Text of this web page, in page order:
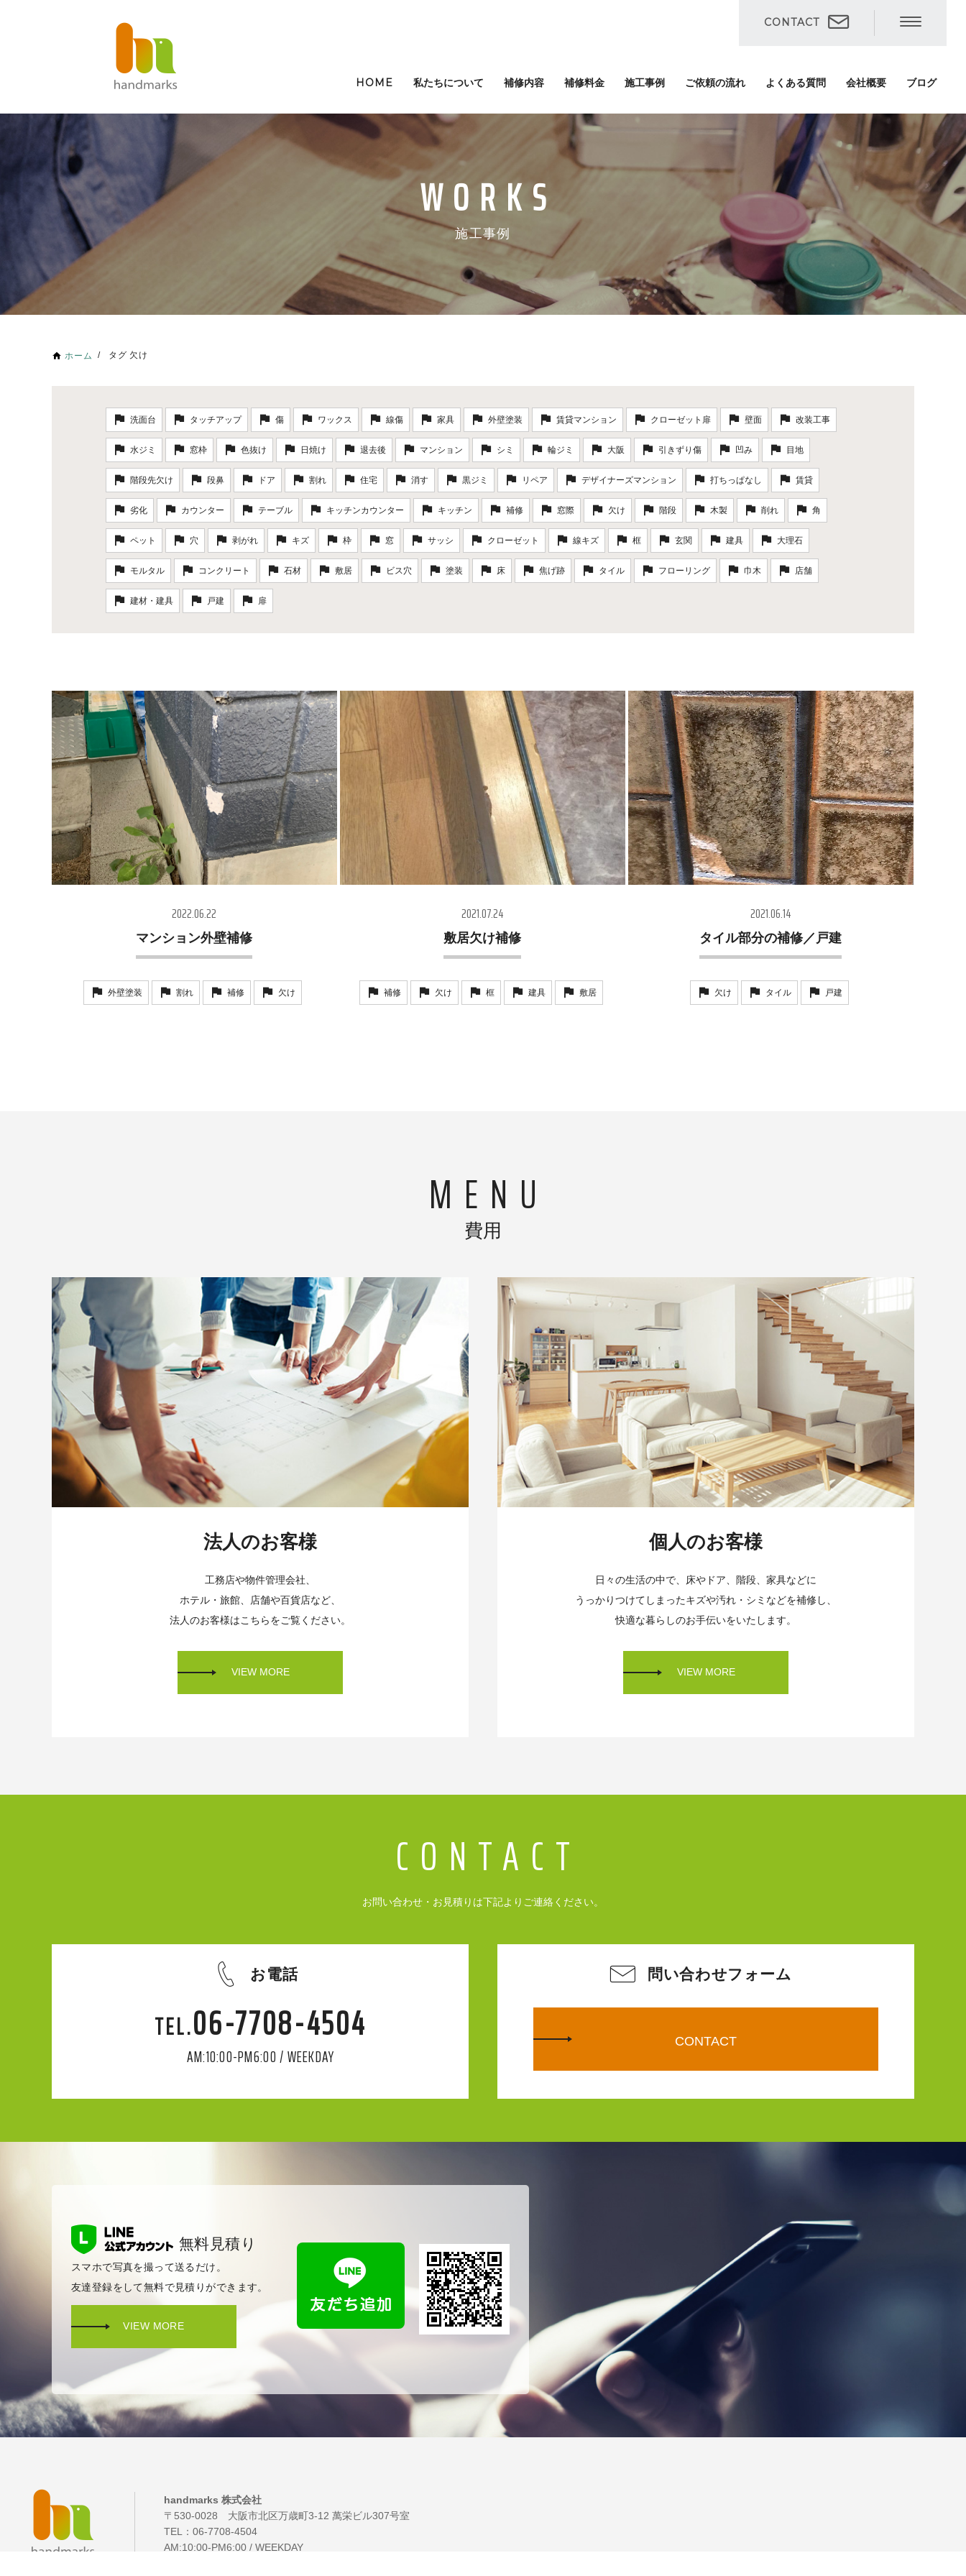
HOME 私たちについて 補修内容 補修料金 施工事例 ご依頼の流れ よくある質問 会社概要 ブログ
CONTACT
施工事例
ホーム タグ 欠け
洗面台 タッチアップ 傷 ワックス 線傷 家具 外壁塗装 賃貸マンション クローゼット扉 壁面 改装工事
水ジミ 窓枠 色抜け 日焼け 退去後 マンション シミ 輪ジミ 大阪 引きずり傷 凹み 目地
階段先欠け 段鼻 ドア 割れ 住宅 消す 黒ジミ リペア デザイナーズマンション 打ちっぱなし 賃貸
劣化 カウンター テーブル キッチンカウンター キッチン 補修 窓際 欠け 階段 木製 削れ 角
ペット 穴 剥がれ キズ 枠 窓 サッシ クローゼット 線キズ 框 玄関 建具 大理石
モルタル コンクリート 石材 敷居 ビス穴 塗装 床 焦げ跡 タイル フローリング 巾木 店舗
建材・建具 戸建 扉
2022.06.22
マンション外壁補修
外壁塗装 割れ 補修 欠け
2021.07.24
敷居欠け補修
補修 欠け 框 建具 敷居
2021.06.14
タイル部分の補修／戸建
欠け タイル 戸建
費用
法人のお客様
工務店や物件管理会社、
ホテル・旅館、店舗や百貨店など、
法人のお客様はこちらをご覧ください。
VIEW MORE
個人のお客様
日々の生活の中で、床やドア、階段、家具などに
うっかりつけてしまったキズや汚れ・シミなどを補修し、
快適な暮らしのお手伝いをいたします。
VIEW MORE
お問い合わせ・お見積りは下記よりご連絡ください。
お電話
06-7708-4504
AM:10:00-PM6:00 / WEEKDAY
問い合わせフォーム
CONTACT
無料見積り
スマホで写真を撮って送るだけ。
友達登録をして無料で見積りができます。
VIEW MORE
handmarks 株式会社
〒530-0028 大阪市北区万歳町3-12 萬栄ビル307号室
TEL： 06-7708-4504
AM:10:00-PM6:00 / WEEKDAY